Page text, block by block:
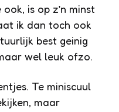
is op z’n minst
ik dan toch ook
best geinig
wel leuk ofzo.
Te miniscuul
maar